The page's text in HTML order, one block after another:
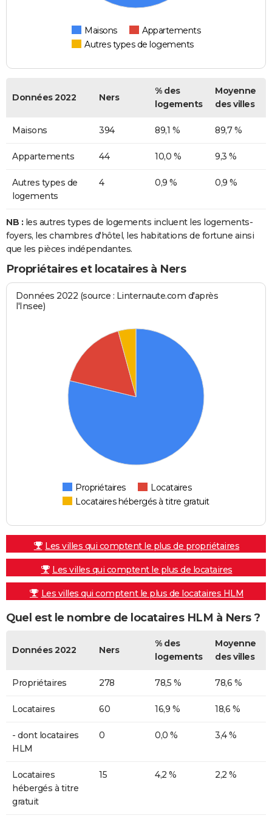
Maisons
Appartements
Autres types de logements
Données 2022 Ners
% des
logements
Moyenne
des villes
Maisons 394 89,1 % 89,7 %
Appartements 44 10,0 % 9,3 %
Autres types de
logements
4 0,9 % 0,9 %
NB : les autres types de logements incluent les logements-
foyers, les chambres d'hôtel, les habitations de fortune ainsi
que les pièces indépendantes.
Propriétaires et locataires à Ners
Données 2022 (source : Linternaute.com d'après
l'Insee)
Propriétaires
Locataires
Locataires hébergés à titre gratuit
Les villes qui comptent le plus de propriétaires
Les villes qui comptent le plus de locataires
Les villes qui comptent le plus de locataires HLM
Quel est le nombre de locataires HLM à Ners ?
Données 2022 Ners
% des
logements
Moyenne
des villes
Propriétaires 278 78,5 % 78,6 %
Locataires 60 16,9 % 18,6 %
- dont locataires
HLM
0 0,0 % 3,4 %
Locataires
hébergés à titre
gratuit
15 4,2 % 2,2 %